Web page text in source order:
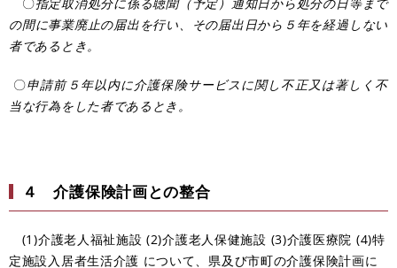
の間に事業廃止の届出を行い、その届出日から５年を経過しない
者であるとき。
〇申請前５年以内に介護保険サービスに関し不正又は著しく不
当な行為をした者であるとき。
４ 介護保険計画との整合
(1)介護老人福祉施設 (2)介護老人保健施設 (3)介護医療院 (4)特
定施設入居者生活介護 について、県及び市町の介護保険計画に